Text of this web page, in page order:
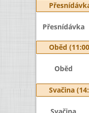
Přesnídávka
Oběd
Oběd
Svačina